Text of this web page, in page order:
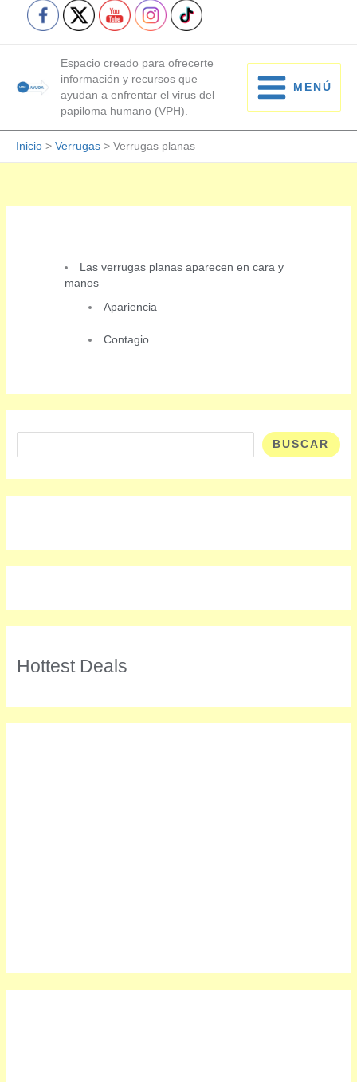
Espacio creado para ofrecerte
información y recursos que
ayudan a enfrentar el virus del
papiloma humano (VPH).
MAIN
MENU
MENÚ
Inicio > Verrugas > Verrugas planas
Las verrugas planas aparecen en cara y
manos
Apariencia
Contagio
BUSCAR
Hottest Deals